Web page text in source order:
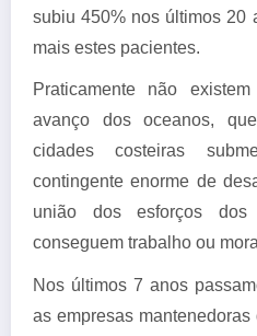
subiu 450% nos últimos 20
mais estes pacientes.
Praticamente não
avanço dos oceanos,
cidades costeiras
contingente enorme de
união dos esforços dos
conseguem trabalho ou
Nos últimos 7 anos
as empresas